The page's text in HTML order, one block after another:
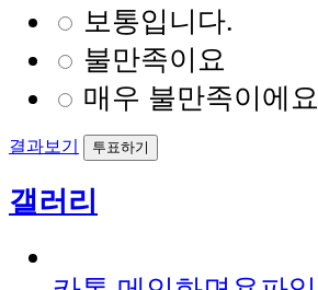
보통입니다.
불만족이요
매우 불만족이에요
결과보기
갤러리